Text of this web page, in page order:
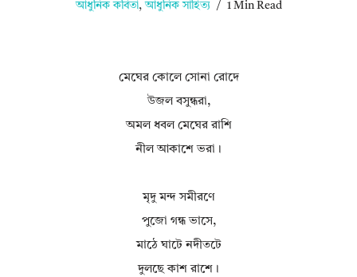
আধুনিক কবিতা, আধুনিক সাহিত্য 1 Min Read
মেঘের কোলে সোনা রোদে
উজল বসুন্ধরা,
অমল ধবল মেঘের রাশি
নীল আকাশে ভরা।
মৃদু মন্দ সমীরণে
পুজো গন্ধ ভাসে,
মাঠে ঘাটে নদীতটে
দুলছে কাশ রাশে।